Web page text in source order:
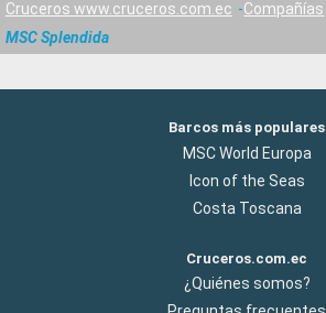
Cruceros www.cruceros.com.ec Compañías
MSC Splendida
Barcos más populares
MSC World Europa
Icon of the Seas
Costa Toscana
Cruceros.com.ec
¿Quiénes somos?